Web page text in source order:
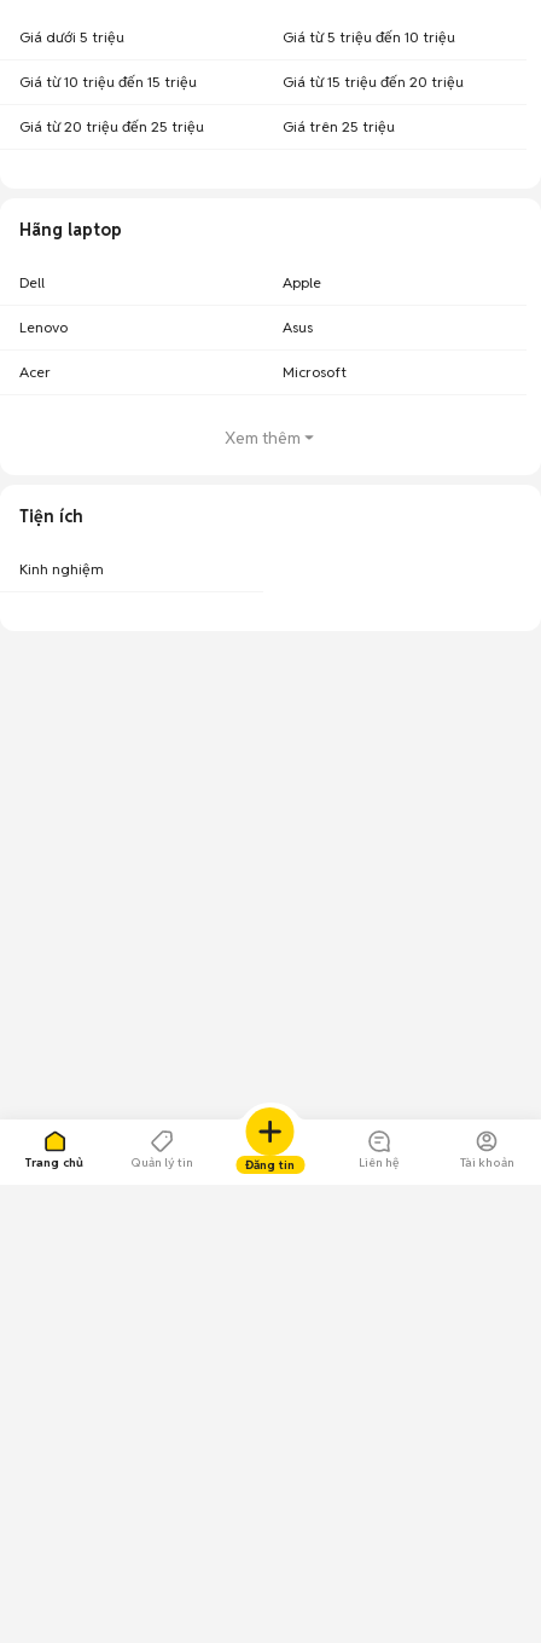
Trang chủ Quản lý tin Đăng tin Liên hệ Tài khoản
Giá dưới 5 triệu Giá từ 5 triệu đến 10 triệu
Giá từ 10 triệu đến 15 triệu Giá từ 15 triệu đến 20 triệu
Giá từ 20 triệu đến 25 triệu Giá trên 25 triệu
Hãng laptop
Dell Apple
Lenovo Asus
Acer Microsoft
Xem thêm
Tiện ích
Kinh nghiệm